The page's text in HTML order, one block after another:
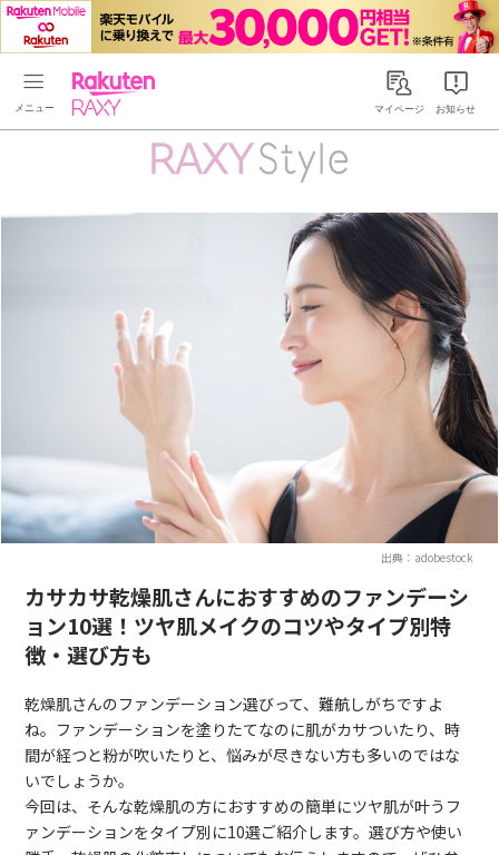
Rakuten RAXYマイページ お知らせ
出典：adobestock
カサカサ乾燥肌さんにおすすめのファンデーシ
ョン10選！ツヤ肌メイクのコツやタイプ別特
徴・選び方も
乾燥肌さんのファンデーション選びって、難航しがちですよ
ね。ファンデーションを塗りたてなのに肌がカサついたり、時
間が経つと粉が吹いたりと、悩みが尽きない方も多いのではな
いでしょうか。
今回は、そんな乾燥肌の方におすすめの簡単にツヤ肌が叶うフ
ァンデーションをタイプ別に10選ご紹介します。選び方や使い